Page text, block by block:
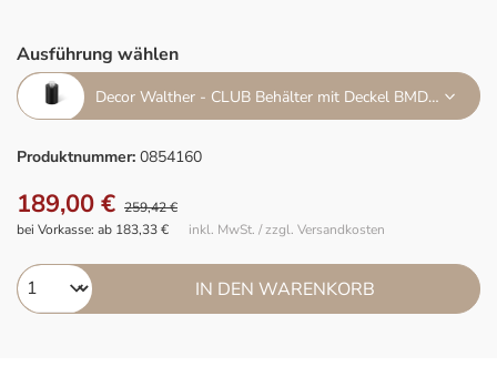
Ausführung wählen
Decor Walther - CLUB Behälter mit Deckel BMD 3 schwarz/chrom
Produktnummer: 0854160
189,00 € 259,42 €
inkl. MwSt. / zzgl. Versandkosten
bei Vorkasse: ab 183,33 €
IN DEN WARENKORB